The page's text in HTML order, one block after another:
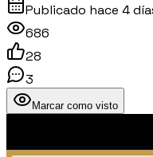
Publicado hace 4
686
28
3
Marcar como visto